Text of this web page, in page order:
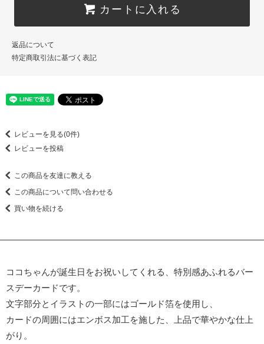
カートに入れる
返品について
特定商取引法に基づく表記
レビューを見る(0件)
レビューを投稿
この商品を友達に教える
この商品について問い合わせる
買い物を続ける
ココちゃんが誕生日をお祝いしてくれる、特別感あふれるバー
スデーカードです。
文字部分とイラストの一部にはゴールド箔を使用し、
カードの周囲にはエンボス加工を施した、上品で華やかな仕上
がり。